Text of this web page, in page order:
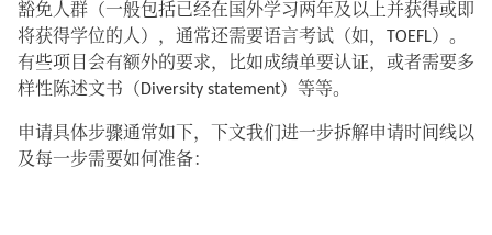
豁免人群（一般包括已经在国外学习两年及以上并获得或即
将获得学位的人），通常还需要语言考试（如，TOEFL）。
有些项目会有额外的要求，比如成绩单要认证，或者需要多
样性陈述文书（Diversity statement）等等。
申请具体步骤通常如下，下文我们进一步拆解申请时间线以
及每一步需要如何准备：